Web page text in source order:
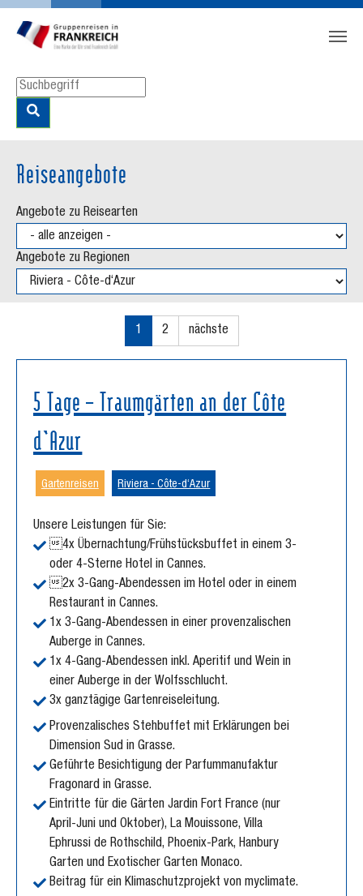
Zum Hauptinhalt springen
Skip to page footer
Reiseangebote
Angebote zu Reisearten
Angebote zu Regionen
1 2 nächste
5 Tage – Traumgärten an der Côte
d‘Azur
Gartenreisen Riviera - Côte-d‘Azur
Unsere Leistungen für Sie:
4x Übernachtung/Frühstücksbuffet in einem 3-
oder 4-Sterne Hotel in Cannes.
2x 3-Gang-Abendessen im Hotel oder in einem
Restaurant in Cannes.
1x 3-Gang-Abendessen in einer provenzalischen
Auberge in Cannes.
1x 4-Gang-Abendessen inkl. Aperitif und Wein in
einer Auberge in der Wolfsschlucht.
3x ganztägige Gartenreiseleitung.
Provenzalisches Stehbuffet mit Erklärungen bei
Dimension Sud in Grasse.
Geführte Besichtigung der Parfummanufaktur
Fragonard in Grasse.
Eintritte für die Gärten Jardin Fort France (nur
April-Juni und Oktober), La Mouissone, Villa
Ephrussi de Rothschild, Phoenix-Park, Hanbury
Garten und Exotischer Garten Monaco.
Beitrag für ein Klimaschutzprojekt von myclimate.